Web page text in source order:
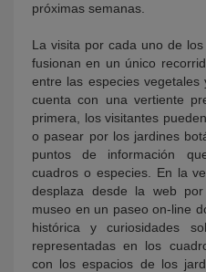
próximas semanas.
La visita por cada uno de
fusionan en un único
entre las especies
cuenta con una vertiente
primera, los visitantes
o pasear por los jardines
puntos de información
cuadros o especies. En la
desplaza desde la web
museo en un paseo on-line
histórica y curiosidades
representadas en los
con los espacios de los